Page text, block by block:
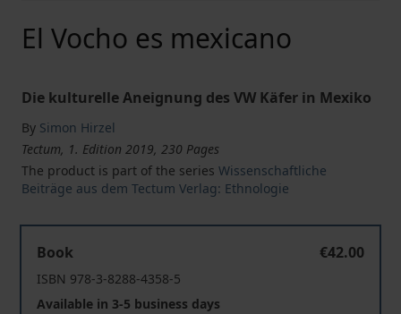
El Vocho es mexicano
Die kulturelle Aneignung des VW Käfer in Mexiko
By Simon Hirzel
Tectum, 1. Edition 2019, 230 Pages
The product is part of the series Wissenschaftliche
Beiträge aus dem Tectum Verlag: Ethnologie
Book
€42.00
ISBN 978-3-8288-4358-5
Available in 3-5 business days